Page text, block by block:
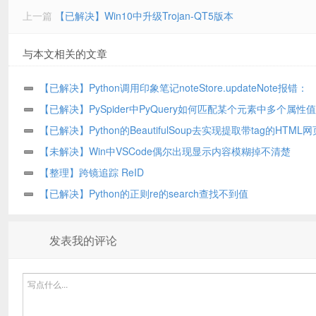
上一篇 【已解决】Win10中升级Trojan-QT5版本
与本文相关的文章
【已解决】Python调用印象笔记noteStore.updateNote报错：
EDAMUserException errorCode 11 parameter The element type
must be terminated by the matching end-tag en-note
【已解决】PySpider中PyQuery如何匹配某个元素中多个属性值
【已解决】Python的BeautifulSoup去实现提取带tag的HTML网
内容
【未解决】Win中VSCode偶尔出现显示内容模糊掉不清楚
【整理】跨镜追踪 ReID
【已解决】Python的正则re的search查找不到值
发表我的评论